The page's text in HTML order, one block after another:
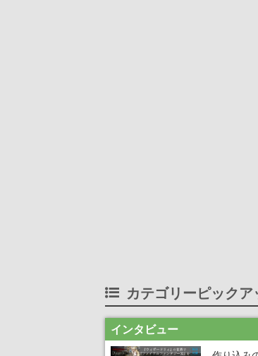
カテゴリーピックア
インタビュー